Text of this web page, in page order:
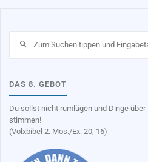
DAS 8. GEBOT
Du sollst nicht rumlügen und Dinge
stimmen!
(Volxbibel 2. Mos./Ex. 20, 16)